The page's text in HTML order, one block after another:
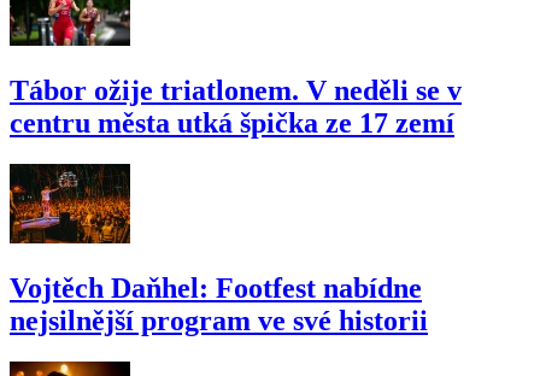
Tábor ožije triatlonem. V neděli se v
centru města utká špička ze 17 zemí
Vojtěch Daňhel: Footfest nabídne
nejsilnější program ve své historii